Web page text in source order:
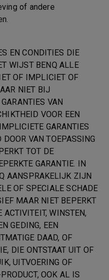
of andere
EN CONDITIES DIE
WIJST BENQ ALLE
OF IMPLICIET OF
NIET BIJ
VAN
VOOR EEN
GARANTIES
VAN TOEPASSING
TOT DE
GARANTIE. IN
AANSPRAKELIJK ZIJN
OF SPECIALE SCHADE
MAAR NIET BEPERKT
ACTIVITEIT, WINSTEN,
GEDING, EEN
DAAD, OF
DIE ONTSTAAT UIT OF
UITVOERING OF
OOK AL IS